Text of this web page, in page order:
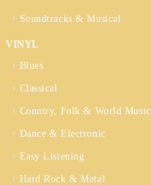
Soundtracks & Musical
VINYL
Blues
Classical
Country, Folk & World Music
Dance & Electronic
Easy Listening
Hard Rock & Metal